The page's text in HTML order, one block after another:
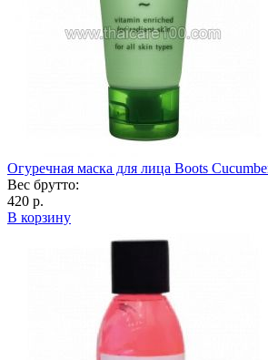
Огуречная маска для лица Boots
Вес брутто:
420 р.
В корзину